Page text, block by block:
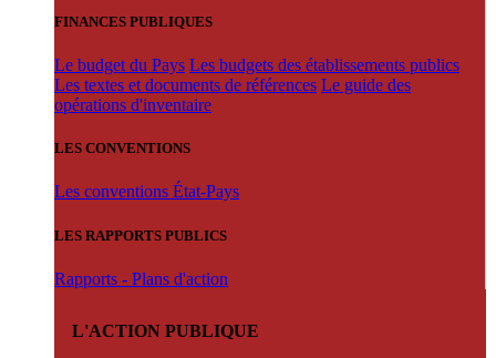
FINANCES PUBLIQUES
Le budget du Pays Les budgets des établissements publics
Les textes et documents de références Le guide des
opérations d'inventaire
LES CONVENTIONS
Les conventions État-Pays
LES RAPPORTS PUBLICS
Rapports - Plans d'action
L'ACTION PUBLIQUE